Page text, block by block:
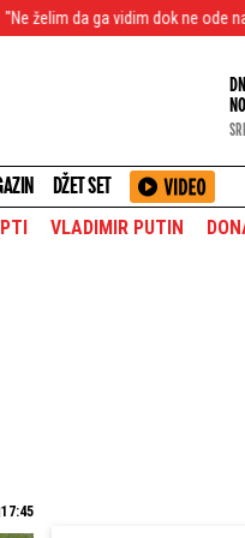
vidim dok ne ode na lečenje"
DŽET SET
VLADIMIR PUTIN
17:45